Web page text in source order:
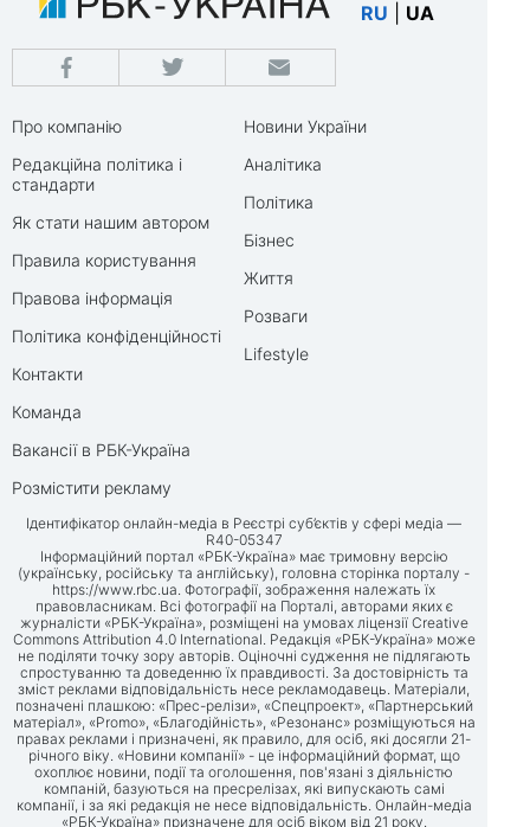
RU UA
Про компанію
Редакційна політика і
стандарти
Як стати нашим автором
Правила користування
Правова інформація
Політика конфіденційності
Контакти
Команда
Вакансії в РБК-Україна
Розмістити рекламу
Новини України
Аналітика
Політика
Бізнес
Життя
Розваги
Lifestyle
Ідентифікатор онлайн-медіа в Реєстрі суб’єктів у сфері медіа —
R40-05347
Інформаційний портал «РБК-Україна» має тримовну версію
(українську, російську та англійську), головна сторінка порталу -
https://www.rbc.ua. Фотографії, зображення належать їх
правовласникам. Всі фотографії на Порталі, авторами яких є
журналісти «РБК-Україна», розміщені на умовах ліцензії Creative
Commons Attribution 4.0 International. Редакція «РБК-Україна» може
не поділяти точку зору авторів. Оціночні судження не підлягають
спростуванню та доведенню їх правдивості. За достовірність та
зміст реклами відповідальність несе рекламодавець. Матеріали,
позначені плашкою: «Прес-релізи», «Спецпроект», «Партнерський
матеріал», «Promo», «Благодійність», «Резонанс» розміщуються на
правах реклами і призначені, як правило, для осіб, які досягли 21-
річного віку. «Новини компанії» - це інформаційний формат, що
охоплює новини, події та оголошення, пов'язані з діяльністю
компаній, базуються на пресрелізах, які випускають самі
компанії, і за які редакція не несе відповідальність. Онлайн-медіа
«РБК-Україна» призначене для осіб віком від 21 року.